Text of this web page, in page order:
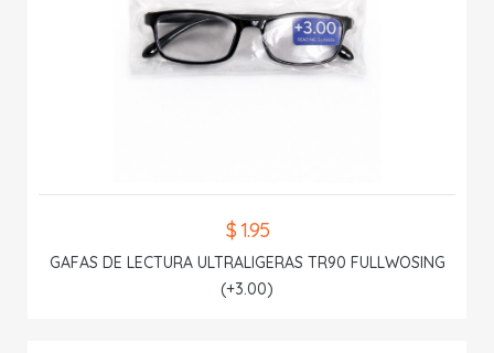
$ 1.95
GAFAS DE LECTURA ULTRALIGERAS TR90 FULLWOSING
(+3.00)